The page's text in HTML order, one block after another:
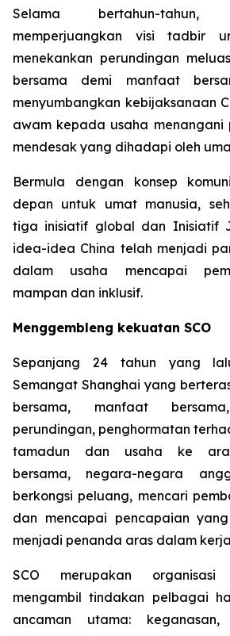
Selama bertahun-
memperjuangkan visi tadbir
menekankan perundingan
bersama demi manfaat
menyumbangkan kebijaksanaan
awam kepada usaha
mendesak yang dihadapi oleh
Bermula dengan konsep
depan untuk umat manusia,
tiga inisiatif global dan Inisiatif
idea-idea China telah menjadi
dalam usaha mencapai
mampan dan inklusif.
Menggembleng kekuatan SCO
Sepanjang 24 tahun yang
Semangat Shanghai yang
bersama, manfaat
perundingan, penghormatan
tamadun dan usaha ke
bersama, negara-negara
berkongsi peluang, mencari
dan mencapai pencapaian
menjadi penanda aras dalam
SCO merupakan
mengambil tindakan pelbagai
ancaman utama: